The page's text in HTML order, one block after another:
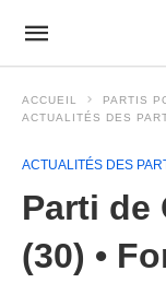
ACCUEIL
PARTIS
ACTUALITÉS DES
ACTUALITÉS DES
Parti de
(30) •